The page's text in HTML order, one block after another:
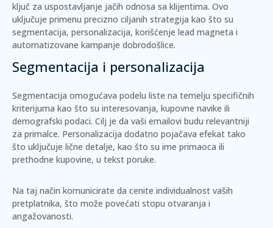
ključ za uspostavljanje jačih odnosa sa klijentima. Ovo
uključuje primenu precizno ciljanih strategija kao što su
segmentacija, personalizacija, korišćenje lead magneta i
automatizovane kampanje dobrodošlice.
Segmentacija i personalizacija
Segmentacija omogućava podelu liste na temelju specifičnih
kriterijuma kao što su interesovanja, kupovne navike ili
demografski podaci. Cilj je da vaši emailovi budu relevantniji
za primalce. Personalizacija dodatno pojačava efekat tako
što uključuje lične detalje, kao što su ime primaoca ili
prethodne kupovine, u tekst poruke.
Na taj način komunicirate da cenite individualnost vaših
pretplatnika, što može povećati stopu otvaranja i
angažovanosti.